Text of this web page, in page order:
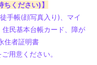
ちください)】
手帳(顔写真入り)、マイ
民基本台帳カード、障が
住者証明書
用意ください。